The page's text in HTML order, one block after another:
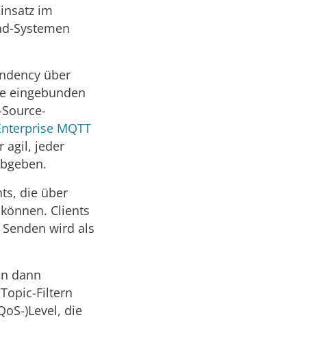
im
Systemen
über
eingebunden
MQTT
agil, jeder
die über
Clients
wird als
dann
Filtern
)Level, die